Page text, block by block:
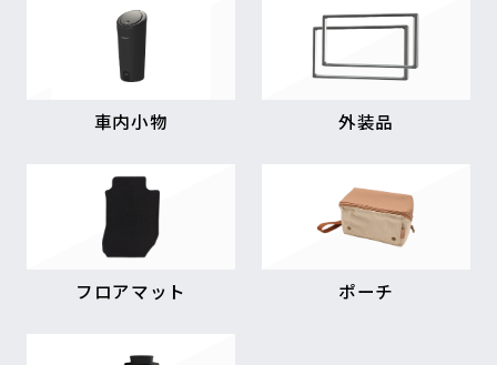
車内小物 外装品
フロアマット ポーチ